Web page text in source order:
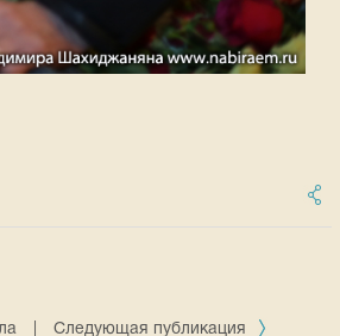
Следующая публикация